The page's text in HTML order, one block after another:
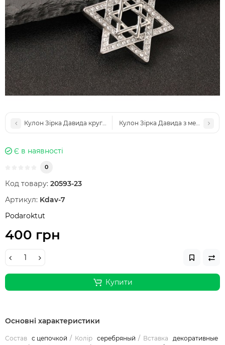
Кулон Зірка Давида круглий з камінням сріблястий з
Кулон Зірка Давида з менорою
Є в наявності
0
Код товару: 20593-23
Артикул: Kdav-7
Podaroktut
400 грн
Купити
Основні характеристики
Состав с цепочкой Колір серебряный Вставка
декоративные